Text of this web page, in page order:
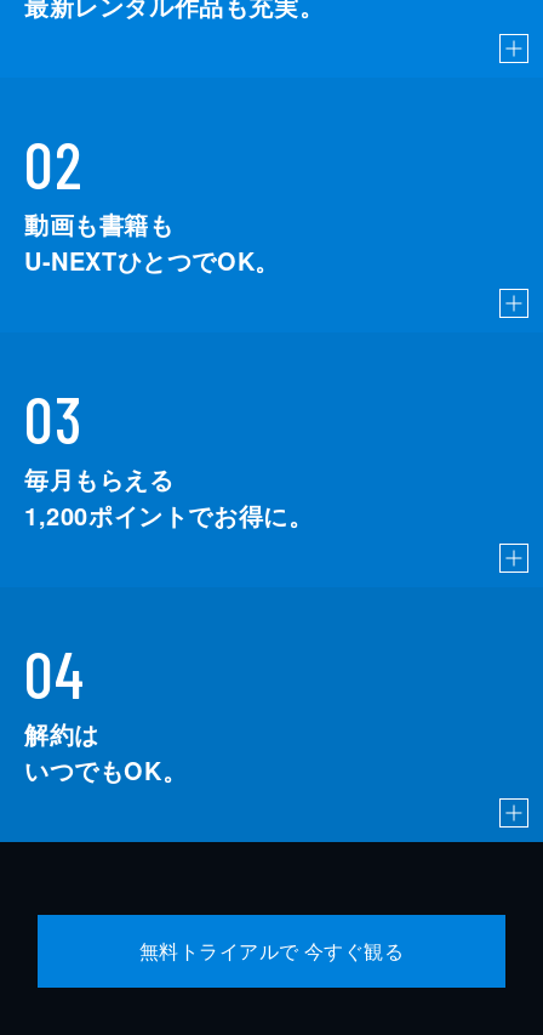
02
動画も書籍も
U-NEXTひとつでOK。
03
毎月もらえる
1,200ポイントでお得に。
04
解約は
いつでもOK。
無料トライアルで 今すぐ観る